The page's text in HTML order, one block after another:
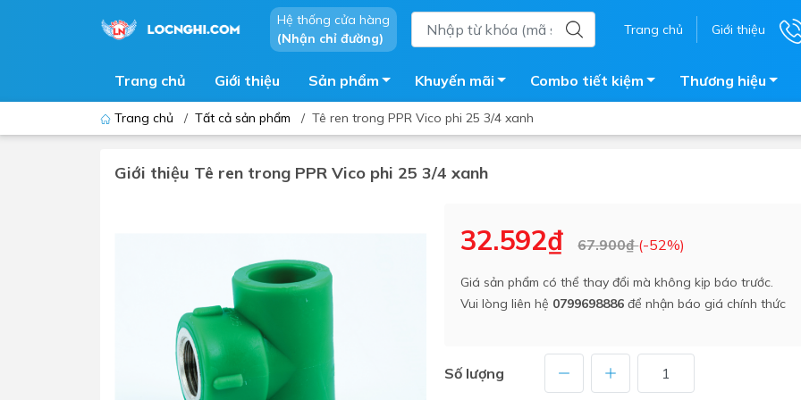
Hệ thống cửa hàng
(Nhận chỉ đường)
Trang chủ Giới thiệu
Trang chủ Giới thiệu Sản phẩm
Vòi chậu - vòi hồ - vòi gắn tường
Máy sấy tay
Lavabo tủ - Lavabo kính
Máy tắm nước nóng điện
trời
Bồn bảo ôn
Bồn nhựa tự hoại
Vòi pha nóng lạnh
Vật tư
Khuyến mãi Combo tiết kiệm Thương hiệu
Trang chủ / Tất cả sản phẩm / Tê ren trong PPR Vico phi 25 3/4 xanh
Giới thiệu Tê ren trong PPR Vico phi 25 3/4 xanh
32.592₫ 67.900₫(-52%)
Giá sản phẩm có thể thay đổi mà không kịp báo trước.
Vui lòng liên hệ 0799698886 để nhận báo giá chính thức
Số lượng